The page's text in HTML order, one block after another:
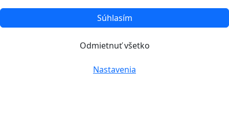
Súhlasím
Odmietnuť všetko
Nastavenia